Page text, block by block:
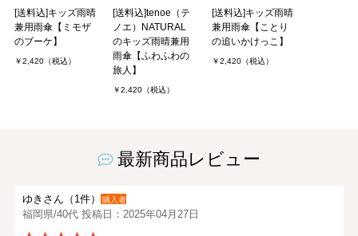
[送料込]キッズ雨晴
兼用雨傘【ミモザ
のブーケ】
￥2,420（税込）
[送料込]tenoe（テ
ノエ）NATURAL
のキッズ雨晴兼用
雨傘【ふわふわの
旅人】
￥2,420（税込）
[送料込]キッズ雨晴
兼用雨傘【ことり
の追いかけっこ】
￥2,420（税込）
最新商品レビュー
ゆきさん（1件） 購入者
福岡県/40代 投稿日：2025年04月27日